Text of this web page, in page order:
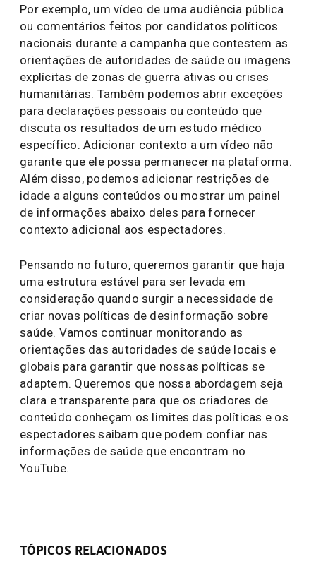
Por exemplo, um vídeo de uma audiência pública
ou comentários feitos por candidatos políticos
nacionais durante a campanha que contestem as
orientações de autoridades de saúde ou imagens
explícitas de zonas de guerra ativas ou crises
humanitárias. Também podemos abrir exceções
para declarações pessoais ou conteúdo que
discuta os resultados de um estudo médico
específico. Adicionar contexto a um vídeo não
garante que ele possa permanecer na plataforma.
Além disso, podemos adicionar restrições de
idade a alguns conteúdos ou mostrar um painel
de informações abaixo deles para fornecer
contexto adicional aos espectadores.
Pensando no futuro, queremos garantir que haja
uma estrutura estável para ser levada em
consideração quando surgir a necessidade de
criar novas políticas de desinformação sobre
saúde. Vamos continuar monitorando as
orientações das autoridades de saúde locais e
globais para garantir que nossas políticas se
adaptem. Queremos que nossa abordagem seja
clara e transparente para que os criadores de
conteúdo conheçam os limites das políticas e os
espectadores saibam que podem confiar nas
informações de saúde que encontram no
YouTube.
TÓPICOS RELACIONADOS